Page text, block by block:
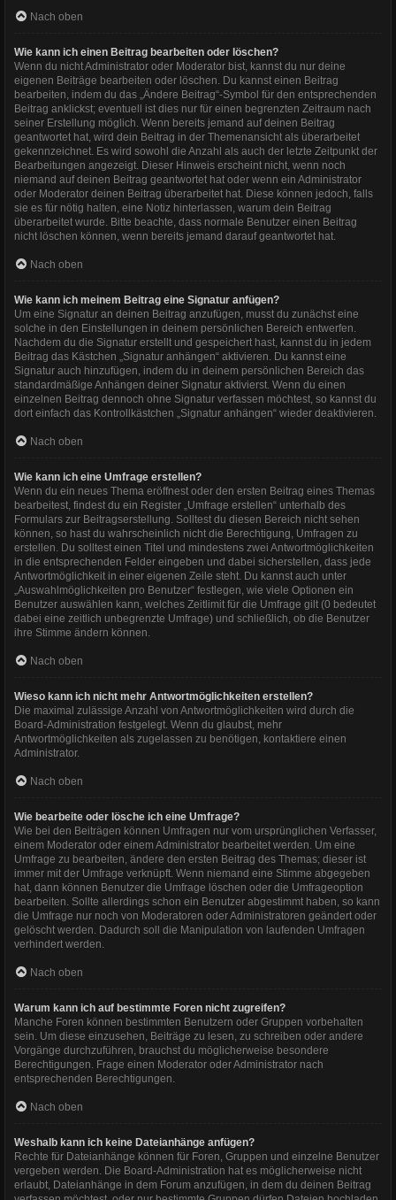
Nach oben
Wie kann ich einen Beitrag bearbeiten oder löschen?
Wenn du nicht Administrator oder Moderator bist, kannst du nur deine
eigenen Beiträge bearbeiten oder löschen. Du kannst einen Beitrag
bearbeiten, indem du das „Ändere Beitrag“-Symbol für den entsprechenden
Beitrag anklickst; eventuell ist dies nur für einen begrenzten Zeitraum nach
seiner Erstellung möglich. Wenn bereits jemand auf deinen Beitrag
geantwortet hat, wird dein Beitrag in der Themenansicht als überarbeitet
gekennzeichnet. Es wird sowohl die Anzahl als auch der letzte Zeitpunkt der
Bearbeitungen angezeigt. Dieser Hinweis erscheint nicht, wenn noch
niemand auf deinen Beitrag geantwortet hat oder wenn ein Administrator
oder Moderator deinen Beitrag überarbeitet hat. Diese können jedoch, falls
sie es für nötig halten, eine Notiz hinterlassen, warum dein Beitrag
überarbeitet wurde. Bitte beachte, dass normale Benutzer einen Beitrag
nicht löschen können, wenn bereits jemand darauf geantwortet hat.
Nach oben
Wie kann ich meinem Beitrag eine Signatur anfügen?
Um eine Signatur an deinen Beitrag anzufügen, musst du zunächst eine
solche in den Einstellungen in deinem persönlichen Bereich entwerfen.
Nachdem du die Signatur erstellt und gespeichert hast, kannst du in jedem
Beitrag das Kästchen „Signatur anhängen“ aktivieren. Du kannst eine
Signatur auch hinzufügen, indem du in deinem persönlichen Bereich das
standardmäßige Anhängen deiner Signatur aktivierst. Wenn du einen
einzelnen Beitrag dennoch ohne Signatur verfassen möchtest, so kannst du
dort einfach das Kontrollkästchen „Signatur anhängen“ wieder deaktivieren.
Nach oben
Wie kann ich eine Umfrage erstellen?
Wenn du ein neues Thema eröffnest oder den ersten Beitrag eines Themas
bearbeitest, findest du ein Register „Umfrage erstellen“ unterhalb des
Formulars zur Beitragserstellung. Solltest du diesen Bereich nicht sehen
können, so hast du wahrscheinlich nicht die Berechtigung, Umfragen zu
erstellen. Du solltest einen Titel und mindestens zwei Antwortmöglichkeiten
in die entsprechenden Felder eingeben und dabei sicherstellen, dass jede
Antwortmöglichkeit in einer eigenen Zeile steht. Du kannst auch unter
„Auswahlmöglichkeiten pro Benutzer“ festlegen, wie viele Optionen ein
Benutzer auswählen kann, welches Zeitlimit für die Umfrage gilt (0 bedeutet
dabei eine zeitlich unbegrenzte Umfrage) und schließlich, ob die Benutzer
ihre Stimme ändern können.
Nach oben
Wieso kann ich nicht mehr Antwortmöglichkeiten erstellen?
Die maximal zulässige Anzahl von Antwortmöglichkeiten wird durch die
Board-Administration festgelegt. Wenn du glaubst, mehr
Antwortmöglichkeiten als zugelassen zu benötigen, kontaktiere einen
Administrator.
Nach oben
Wie bearbeite oder lösche ich eine Umfrage?
Wie bei den Beiträgen können Umfragen nur vom ursprünglichen Verfasser,
einem Moderator oder einem Administrator bearbeitet werden. Um eine
Umfrage zu bearbeiten, ändere den ersten Beitrag des Themas; dieser ist
immer mit der Umfrage verknüpft. Wenn niemand eine Stimme abgegeben
hat, dann können Benutzer die Umfrage löschen oder die Umfrageoption
bearbeiten. Sollte allerdings schon ein Benutzer abgestimmt haben, so kann
die Umfrage nur noch von Moderatoren oder Administratoren geändert oder
gelöscht werden. Dadurch soll die Manipulation von laufenden Umfragen
verhindert werden.
Nach oben
Warum kann ich auf bestimmte Foren nicht zugreifen?
Manche Foren können bestimmten Benutzern oder Gruppen vorbehalten
sein. Um diese einzusehen, Beiträge zu lesen, zu schreiben oder andere
Vorgänge durchzuführen, brauchst du möglicherweise besondere
Berechtigungen. Frage einen Moderator oder Administrator nach
entsprechenden Berechtigungen.
Nach oben
Weshalb kann ich keine Dateianhänge anfügen?
Rechte für Dateianhänge können für Foren, Gruppen und einzelne Benutzer
vergeben werden. Die Board-Administration hat es möglicherweise nicht
erlaubt, Dateianhänge in dem Forum anzufügen, in dem du deinen Beitrag